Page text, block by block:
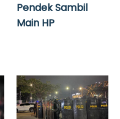
Pendek Sambil
Main HP